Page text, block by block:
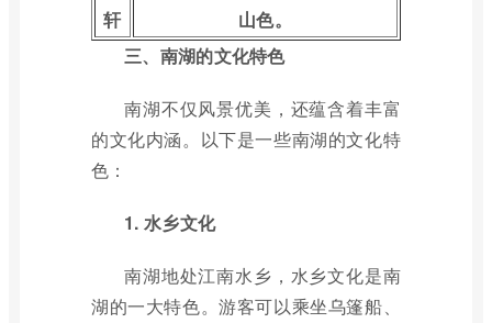
轩
山色。
三、南湖的文化特色
南湖不仅风景优美，还蕴含着丰富
的文化内涵。以下是一些南湖的文化特
色：
1. 水乡文化
南湖地处江南水乡，水乡文化是南
湖的一大特色。游客可以乘坐乌篷船、